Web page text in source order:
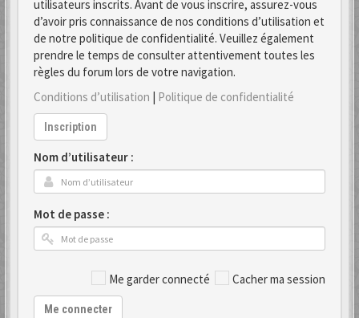
utilisateurs inscrits. Avant de vous inscrire, assurez-vous
d’avoir pris connaissance de nos conditions d’utilisation et
de notre politique de confidentialité. Veuillez également
prendre le temps de consulter attentivement toutes les
règles du forum lors de votre navigation.
Conditions d’utilisation | Politique de confidentialité
Inscription
Nom d’utilisateur :
Mot de passe :
Me garder connecté Cacher ma session
Me connecter